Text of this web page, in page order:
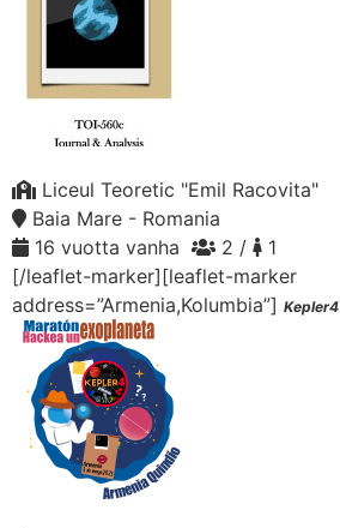
Liceul Teoretic "Emil Racovita"
Baia Mare - Romania
16 vuotta vanha
2 /
1
[/leaflet-marker][leaflet-marker
address=”Armenia,Kolumbia”] Kepler4